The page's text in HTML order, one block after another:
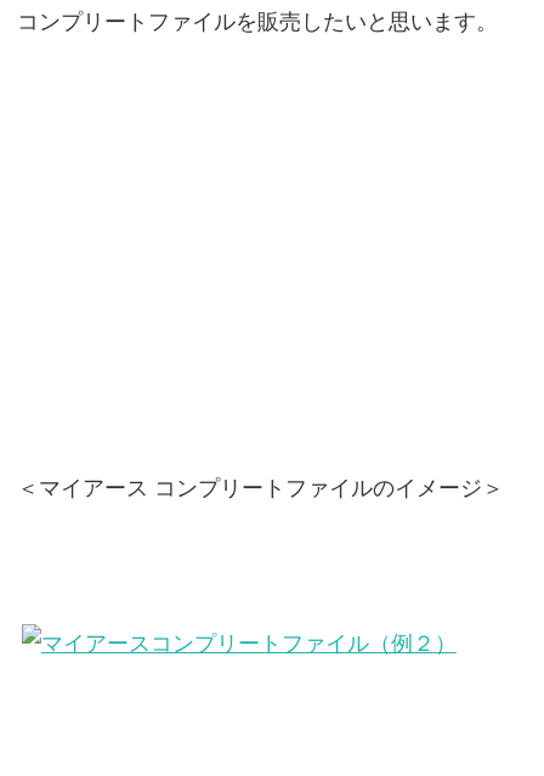
コンプリートファイルを販売したいと思います。
＜マイアース コンプリートファイルのイメージ＞